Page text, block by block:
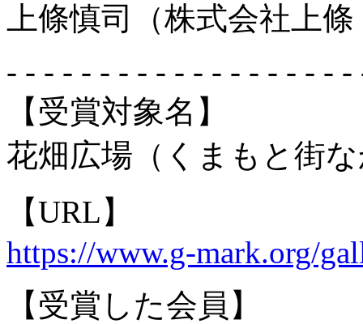
上條慎司（株式会社上
- - - - - - - - - - - - - - - - - - -
【受賞対象名】
花畑広場（くまもと街
【URL】
https://www.g-mark.org/
【受賞した会員】